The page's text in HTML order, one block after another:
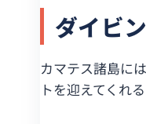
ダイビ
カマテス諸島に
トを迎えてくれ